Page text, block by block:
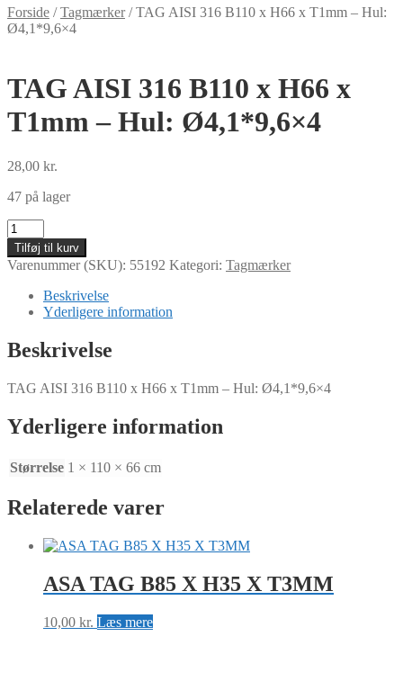
Forside /Tagmærker/TAG AISI 316 B110 x H66 x T1mm – Hul:
Ø4,1*9,6×4
TAG AISI 316 B110 x H66 x
T1mm – Hul: Ø4,1*9,6×4
28,00 kr.
47 på lager
TAG
AISI
316
B110
H66
T1mm
-
Ø4,1*9,6x4
Tilføj til kurv
Varenummer (SKU): 55192 Kategori: Tagmærker
Beskrivelse
Yderligere information
Beskrivelse
TAG AISI 316 B110 x H66 x T1mm – Hul: Ø4,1*9,6×4
Yderligere information
Størrelse 1 × 110 × 66 cm
Relaterede varer
ASA TAG B85 X H35 X T3MM
10,00 kr. Læs mere